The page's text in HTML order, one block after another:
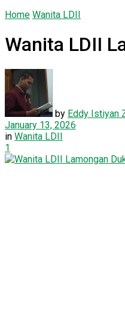
Home Wanita LDII
Wanita LDII
by Eddy Istiyan
January 13, 2026
in Wanita LDII
1